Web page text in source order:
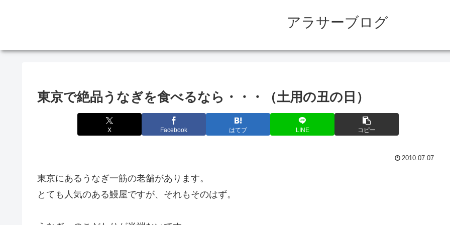
アラサーブログ
東京で絶品うなぎを食べるなら・・・（土用の丑の日）
X Facebook はてブ LINE コピー
2010.07.07
東京にあるうなぎ一筋の老舗があります。
とても人気のある鰻屋ですが、それもそのはず。